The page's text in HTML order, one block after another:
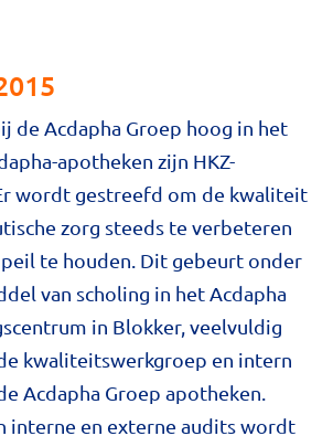
de Acdapha Groep hoog in het
apotheken zijn HKZ-
wordt gestreefd om de kwaliteit
zorg steeds te verbeteren
te houden. Dit gebeurt onder
van scholing in het Acdapha
in Blokker, veelvuldig
kwaliteitswerkgroep en intern
Acdapha Groep apotheken.
interne en externe audits wordt